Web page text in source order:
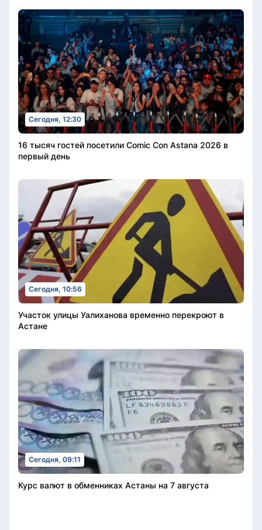
Сегодня, 12:30
16 тысяч гостей посетили Comic Con Astana 2026 в
первый день
Сегодня, 10:56
Участок улицы Уалиханова временно перекроют в
Астане
Сегодня, 09:11
Курс валют в обменниках Астаны на 7 августа